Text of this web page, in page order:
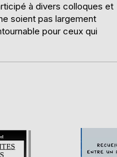
à divers colloques et
soient pas largement
pour ceux qui